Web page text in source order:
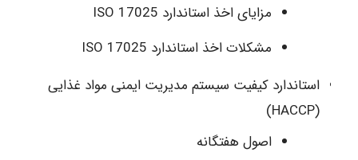
مزایای اخذ استاندارد 17025 ISO
مشکلات اخذ استاندارد 17025 ISO
استاندارد کیفیت سیستم مدیریت ایمنی مواد غذایی
(HACCP)
اصول هفتگانه